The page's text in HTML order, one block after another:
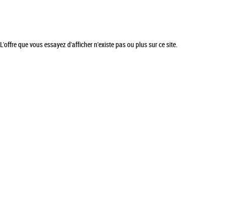
L'offre que vous essayez d'afficher n'existe pas ou plus sur ce site.